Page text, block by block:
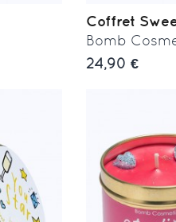
Coffret
Bomb
24,90 €